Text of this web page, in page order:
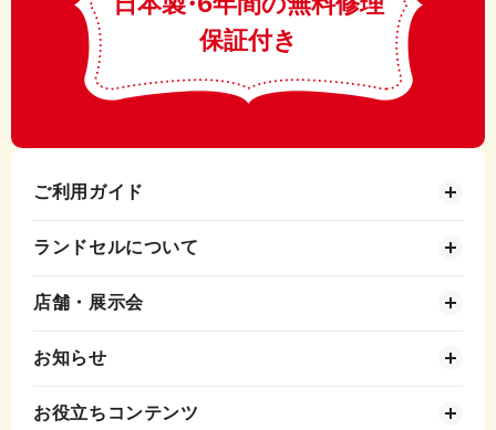
保証付き
ご利用ガイド
ランドセルについて
店舗・展示会
お知らせ
お役立ちコンテンツ